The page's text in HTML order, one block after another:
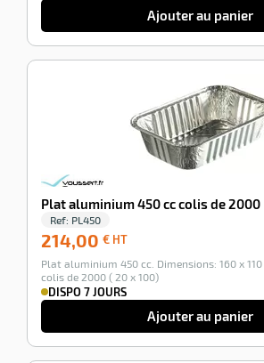
Ajouter au panier
Plat aluminium 450 cc colis de 2000
Ref: PL450
214,00 € HT
HT
Plat aluminium 450 cc. Dimensions: 160 x
colis de 2000 ( 20 x 100)
DISPO 7 JOURS
Ajouter au panier